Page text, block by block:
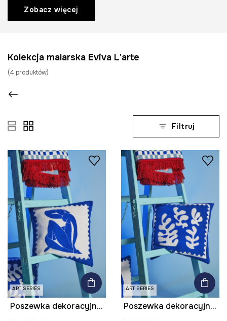
Zobacz więcej
Kolekcja malarska Eviva L'arte
(4 produktów)
Filtruj
ART SERIES
Poszewka dekoracyjna na poduszkę 45 x 45 cm z kolekcji Eviva L'arte
ART SERIES
Poszewka dekoracyjna na poduszkę 45 x 45 cm z kolekcji Eviva L'arte